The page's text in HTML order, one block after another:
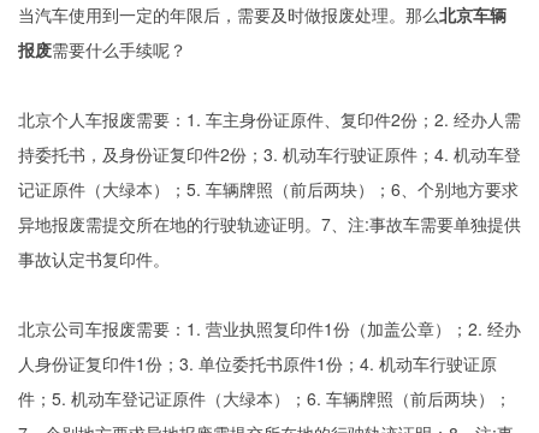
当汽车使用到一定的年限后，需要及时做报废处理。那么北京车辆
报废需要什么手续呢？
北京个人车报废需要：1. 车主身份证原件、复印件2份；2. 经办人需
持委托书，及身份证复印件2份；3. 机动车行驶证原件；4. 机动车登
记证原件（大绿本）；5. 车辆牌照（前后两块）；6、个别地方要求
异地报废需提交所在地的行驶轨迹证明。7、注:事故车需要单独提供
事故认定书复印件。
北京公司车报废需要：1. 营业执照复印件1份（加盖公章）；2. 经办
人身份证复印件1份；3. 单位委托书原件1份；4. 机动车行驶证原
件；5. 机动车登记证原件（大绿本）；6. 车辆牌照（前后两块）；